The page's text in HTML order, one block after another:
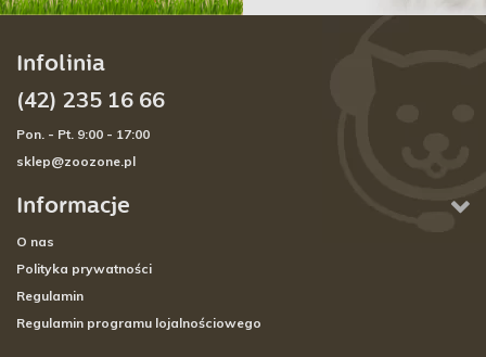
Informacje
O nas
Polityka prywatności
Regulamin
Regulamin programu lojalnościowego
Infolinia
(42) 235 16 66
Pon. - Pt. 9:00 - 17:00
sklep@zoozone.pl